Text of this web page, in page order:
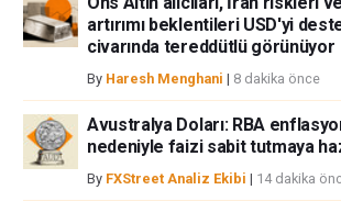
bireysel yazarlara aittir, fxstreet.com veya
etmemektedir. Bilgilerde hatalar yada eksikler
bağımsız yazarların görüşlerini doğrulamak zorunda
FXStreet’de verilen herhangi bir görüş, haber,
veya fxstreet.comtarafından bu sitede yayınlanan
ortaklar yada katkıda bulunanlar tarafından genel
verilmiştir ve yatırım danışmanlığı teşkil
artırımı beklentileri USD'yi
civarında tereddütlü görünüyor
By Haresh Menghani | 8 dakika önce
Avustralya Doları: RBA
nedeniyle faizi sabit tutmaya
By FXStreet Analiz Ekibi | 14 dakika